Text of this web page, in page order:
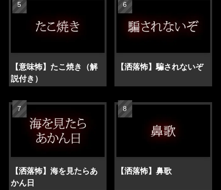
【意味怖】たこ焼き（解
説付き）
【洒落怖】騙されないぞ
【洒落怖】海を見たらあ
かん日
【洒落怖】鼻歌